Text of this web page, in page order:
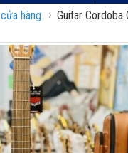
hàng › Guitar Cordoba